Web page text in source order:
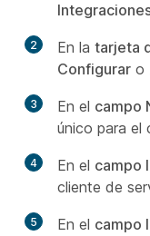
2 En la tarjeta
Configurar o
3 En el campo
único para el
4 En el campo
cliente de
5 En el campo